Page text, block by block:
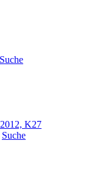
Suche
K27
Suche